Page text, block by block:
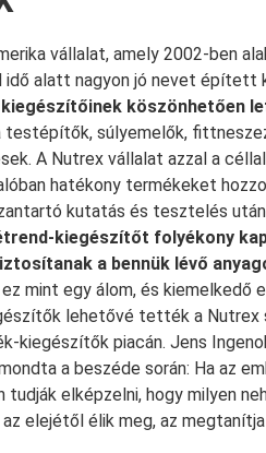
vállalat, amely 2002-ben
idő alatt nagyon jó nevet épített
köszönhetően
testépítők, súlyemelők,
A Nutrex vállalat azzal a
hatékony termékeket
kutatás és tesztelés
kiegészítőt folyékony
a bennük lévő
mint egy álom, és kiemelkedő
lehetővé tették a Nutrex
kiegészítők piacán. Jens
a beszéde során: Ha az
tudják elképzelni, hogy milyen
elejétől élik meg, az